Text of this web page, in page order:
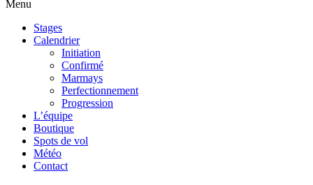
Menu
Stages
Calendrier
Initiation
Confirmé
Marmays
Perfectionnement
Progression
L’équipe
Boutique
Spots de vol
Météo
Contact